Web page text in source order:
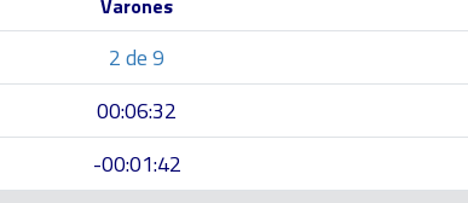
Varones
2 de 9
00:06:32
-00:01:42